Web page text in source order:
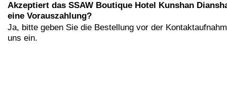
Akzeptiert das SSAW Boutique Hotel Kunshan
eine Vorauszahlung?
Ja, bitte geben Sie die Bestellung vor der
uns ein.